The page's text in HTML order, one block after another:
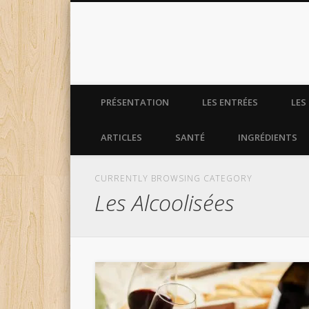
PRÉSENTATION LES ENTRÉES
ARTICLES SANTÉ INGRÉDIENTS
CURRENTLY BROWSING CATEGORY
Les Alcoolisées